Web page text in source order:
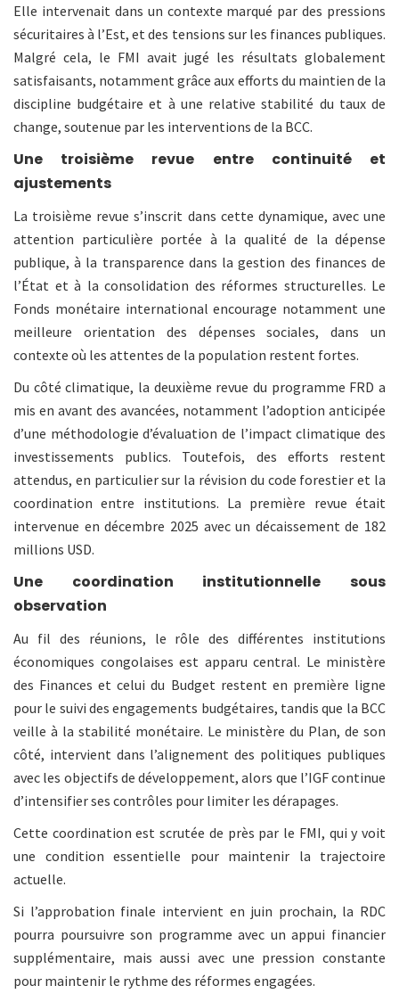
Elle intervenait dans un contexte marqué par des pressions
sécuritaires à l’Est, et des tensions sur les finances publiques.
Malgré cela, le FMI avait jugé les résultats globalement
satisfaisants, notamment grâce aux efforts du maintien de la
discipline budgétaire et à une relative stabilité du taux de
change, soutenue par les interventions de la BCC.
Une troisième revue entre continuité et
ajustements
La troisième revue s’inscrit dans cette dynamique, avec une
attention particulière portée à la qualité de la dépense
publique, à la transparence dans la gestion des finances de
l’État et à la consolidation des réformes structurelles. Le
Fonds monétaire international encourage notamment une
meilleure orientation des dépenses sociales, dans un
contexte où les attentes de la population restent fortes.
Du côté climatique, la deuxième revue du programme FRD a
mis en avant des avancées, notamment l’adoption anticipée
d’une méthodologie d’évaluation de l’impact climatique des
investissements publics. Toutefois, des efforts restent
attendus, en particulier sur la révision du code forestier et la
coordination entre institutions. La première revue était
intervenue en décembre 2025 avec un décaissement de 182
millions USD.
Une coordination institutionnelle sous
observation
Au fil des réunions, le rôle des différentes institutions
économiques congolaises est apparu central. Le ministère
des Finances et celui du Budget restent en première ligne
pour le suivi des engagements budgétaires, tandis que la BCC
veille à la stabilité monétaire. Le ministère du Plan, de son
côté, intervient dans l’alignement des politiques publiques
avec les objectifs de développement, alors que l’IGF continue
d’intensifier ses contrôles pour limiter les dérapages.
Cette coordination est scrutée de près par le FMI, qui y voit
une condition essentielle pour maintenir la trajectoire
actuelle.
Si l’approbation finale intervient en juin prochain, la RDC
pourra poursuivre son programme avec un appui financier
supplémentaire, mais aussi avec une pression constante
pour maintenir le rythme des réformes engagées.